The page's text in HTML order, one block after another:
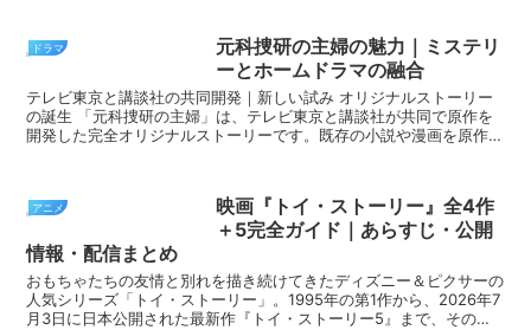
ドラマ
元科捜研の主婦の魅力｜ミステリ
ーとホームドラマの融合
テレビ東京と講談社の共同開発｜新しい試み オリジナルストーリー
の誕生 「元科捜研の主婦」は、テレビ東京と講談社が共同で原作を
開発した完全オリジナルストーリーです。既存の小説や漫画を原作と
アニメ
映画『トイ・ストーリー』全4作
＋5完全ガイド｜あらすじ・公開
情報・配信まとめ
おもちゃたちの友情と別れを描き続けてきたディズニー＆ピクサーの
人気シリーズ「トイ・ストーリー」。1995年の第1作から、2026年7
月3日に日本公開された最新作『トイ・ストーリー5』まで、その歴